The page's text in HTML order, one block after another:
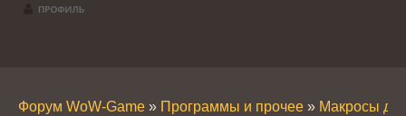
Форум WoW-Game » Программы и прочее » Макросы